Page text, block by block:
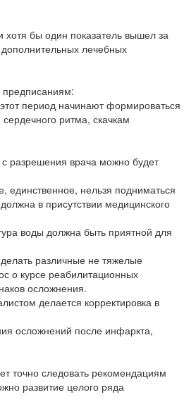
хотя бы один показатель вышел за
лечебных
период начинают формироваться
ритма, скачкам
с разрешения врача можно будет
единственное, нельзя подниматься
в присутствии медицинского
воды должна быть приятной для
различные не тяжелые
о курсе реабилитационных
осложнения.
делается корректировка в
осложнений после инфаркта,
точно следовать рекомендациям
развитие целого ряда